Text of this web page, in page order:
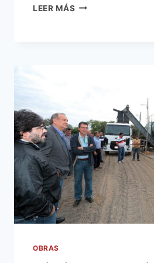
LEER MÁS MUNICIPALIDAD
IMPUESTOS
OBRAS